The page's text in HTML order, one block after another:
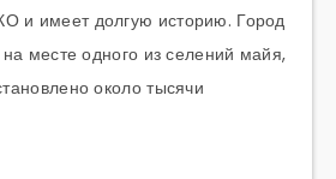
и имеет долгую историю. Город
на месте одного из селений майя,
около тысячи